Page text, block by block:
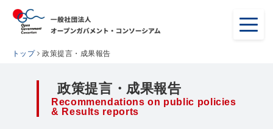
トップ 政策提言・成果報告
政策提言・成果報告
Recommendations on public policies
& Results reports